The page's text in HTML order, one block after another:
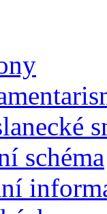
schéma